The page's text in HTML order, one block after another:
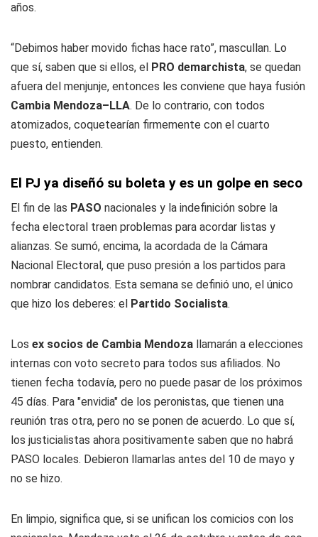
años.
“Debimos haber movido fichas hace rato”, mascullan. Lo
que sí, saben que si ellos, el PRO demarchista, se quedan
afuera del menjunje, entonces les conviene que haya fusión
Cambia Mendoza–LLA. De lo contrario, con todos
atomizados, coquetearían firmemente con el cuarto
puesto, entienden.
El PJ ya diseñó su boleta y es un golpe en seco
El fin de las PASO nacionales y la indefinición sobre la
fecha electoral traen problemas para acordar listas y
alianzas. Se sumó, encima, la acordada de la Cámara
Nacional Electoral, que puso presión a los partidos para
nombrar candidatos. Esta semana se definió uno, el único
que hizo los deberes: el Partido Socialista.
Los ex socios de Cambia Mendoza llamarán a elecciones
internas con voto secreto para todos sus afiliados. No
tienen fecha todavía, pero no puede pasar de los próximos
45 días. Para "envidia" de los peronistas, que tienen una
reunión tras otra, pero no se ponen de acuerdo. Lo que sí,
los justicialistas ahora positivamente saben que no habrá
PASO locales. Debieron llamarlas antes del 10 de mayo y
no se hizo.
En limpio, significa que, si se unifican los comicios con los